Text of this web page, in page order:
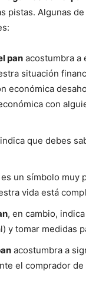
pistas. Algunas
pan acostumbra a
situación
económica
con
indica que debes
es un símbolo muy
vida está
, en cambio,
y tomar medidas
acostumbra a
el comprador de